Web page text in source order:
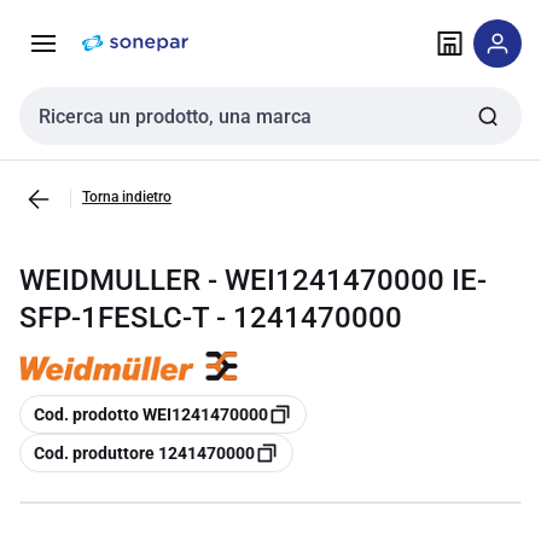
navigazione alla
Cerca input
Torna indietro
WEIDMULLER - WEI1241470000 IE-
SFP-1FESLC-T - 1241470000
copia
Cod. prodotto WEI1241470000
copia
Cod. produttore 1241470000